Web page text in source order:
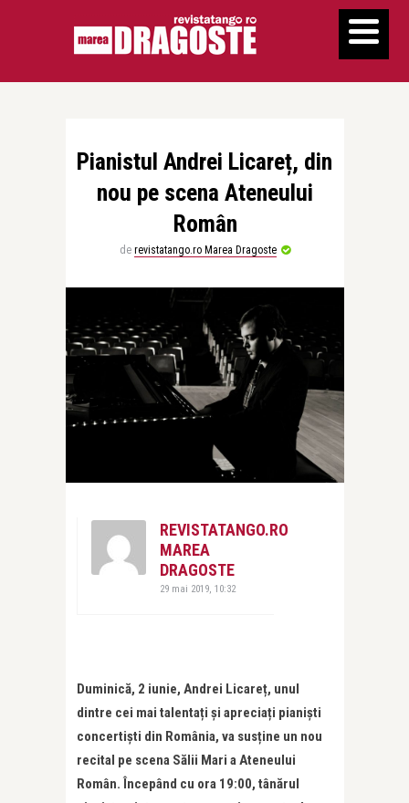
Pianistul Andrei Licareț, din
nou pe scena Ateneului
Român
de revistatango.ro Marea Dragoste
REVISTATANGO.RO
MAREA
DRAGOSTE
29 mai 2019, 10:32
Duminică, 2 iunie, Andrei Licareț, unul
dintre cei mai talentați și apreciați pianiști
concertiști din România, va susține un nou
recital pe scena Sălii Mari a Ateneului
Român. Începând cu ora 19:00, tânărul